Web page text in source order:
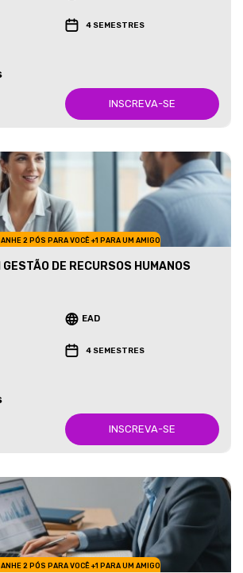
4 SEMESTRES
INSCREVA-SE
2 PÓS PARA VOCÊ +1 PARA UM AMIGO
DE RECURSOS HUMANOS
EAD
4 SEMESTRES
INSCREVA-SE
2 PÓS PARA VOCÊ +1 PARA UM AMIGO